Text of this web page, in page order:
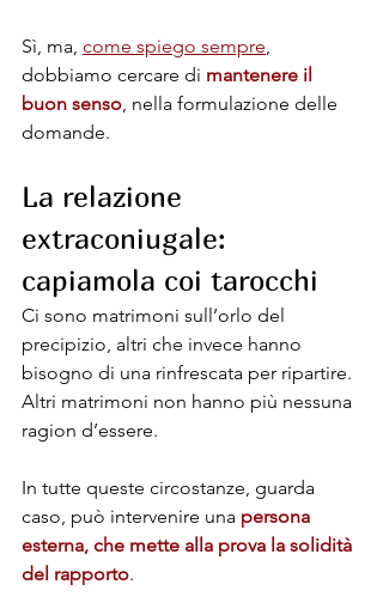
Sì, ma, come spiego sempre,
dobbiamo cercare di mantenere il
buon senso, nella formulazione delle
domande.
La relazione
extraconiugale:
capiamola coi tarocchi
Ci sono matrimoni sull’orlo del
precipizio, altri che invece hanno
bisogno di una rinfrescata per ripartire.
Altri matrimoni non hanno più nessuna
ragion d’essere.
In tutte queste circostanze, guarda
caso, può intervenire una persona
esterna, che mette alla prova la solidità
del rapporto.